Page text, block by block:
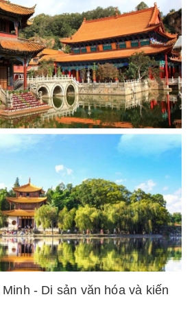
- Di sản văn hóa và kiến